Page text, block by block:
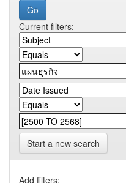
Current filters:
Start a new search
Add filters: